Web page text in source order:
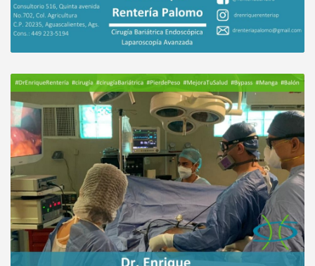
Me sentí Agusto cn la atencion muy claro tod
muy amable atento el doct muy satisfecha
Paciente
un excelente doctor, y ser humano, te explica
a detalle sin dejar duda alguna.
Paciente